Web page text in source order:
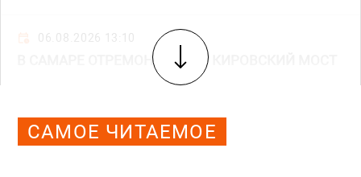
06.08.2026 13:10
В САМАРЕ ОТРЕМОНТИРУЮТ КИРОВСКИЙ МОСТ
САМОЕ ЧИТАЕМОЕ